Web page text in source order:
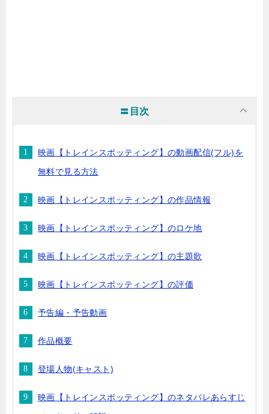
〓目次
映画【トレインスポッティング】の動画配信(フル)を
無料で見る方法
映画【トレインスポッティング】の作品情報
映画【トレインスポッティング】のロケ地
映画【トレインスポッティング】の主題歌
映画【トレインスポッティング】の評価
予告編・予告動画
作品概要
登場人物(キャスト)
映画【トレインスポッティング】のネタバレあらすじ